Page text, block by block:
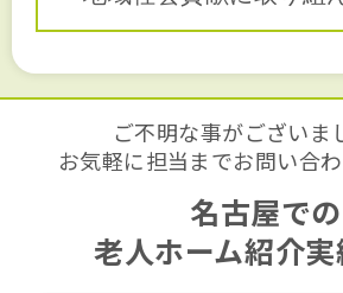
ご不明な事がございま
お気軽に担当までお問い合
名古屋での
老人ホーム紹介